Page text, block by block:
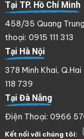
Tại TP. Hồ Chí Minh
458/35 Quang
thoại: 0915 111 313
Tại Hà Nội
378 Minh Khai,
118 739
Tại Đà Nẵng
Điện Thoại: 0966
Kết nối với chúng tôi: